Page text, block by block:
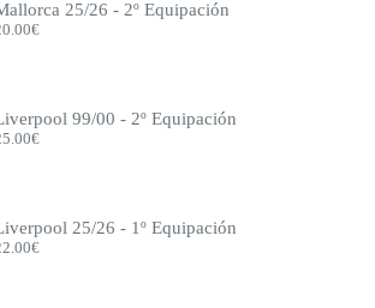
25/26 - 2º Equipación
€
99/00 - 2º Equipación
€
25/26 - 1º Equipación
€